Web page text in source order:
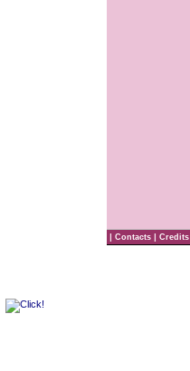
| Contacts | Credits